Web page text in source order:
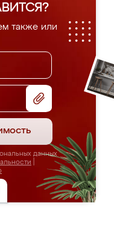
также или
данных